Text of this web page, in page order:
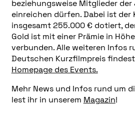
beziehungsweise Mitglieder
einreichen dürfen. Dabei ist der
insgesamt 255.000 € dotiert,
Gold ist mit einer Prämie in
verbunden. Alle weiteren Infos
Deutschen Kurzfilmpreis
Homepage des Events.
Mehr News und Infos rund um
lest ihr in unserem Magazin!